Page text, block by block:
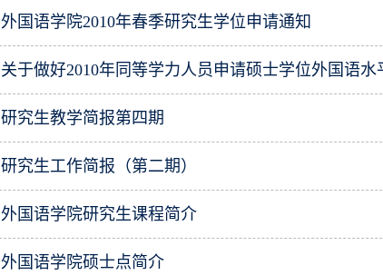
外国语学院2010年春季研究生学位申请通知
研究生教学简报第四期
研究生工作简报（第二期）
外国语学院研究生课程简介
外国语学院硕士点简介